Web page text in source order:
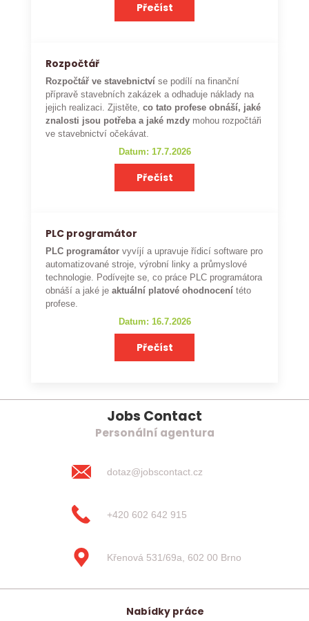
Přečíst
Rozpočtář
Rozpočtář ve stavebnictví se podílí na finanční
přípravě stavebních zakázek a odhaduje náklady na
jejich realizaci. Zjistěte,co tato profese obnáší, jaké
znalosti jsou potřeba a jaké mzdy mohou rozpočtáři
ve stavebnictví očekávat.
Datum: 17.7.2026
Přečíst
PLC programátor
PLC programátor vyvíjí a upravuje řídicí software pro
automatizované stroje, výrobní linky a průmyslové
technologie. Podívejte se, co práce PLC programátora
obnáší a jaké je aktuální platové ohodnocení této
profese.
Datum: 16.7.2026
Přečíst
Jobs Contact
Personální agentura
dotaz@jobscontact.cz
+420 602 642 915
Křenová 531/69a, 602 00 Brno
Nabídky práce